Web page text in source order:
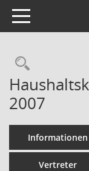
Toggle navigation
2007
Informationen
Vertreter